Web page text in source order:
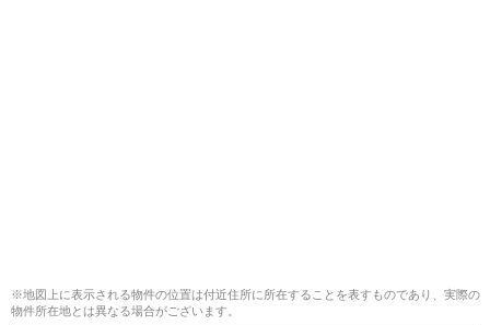
※地図上に表示される物件の位置は付近住所に所在することを表すものであり、実際の
物件所在地とは異なる場合がございます。